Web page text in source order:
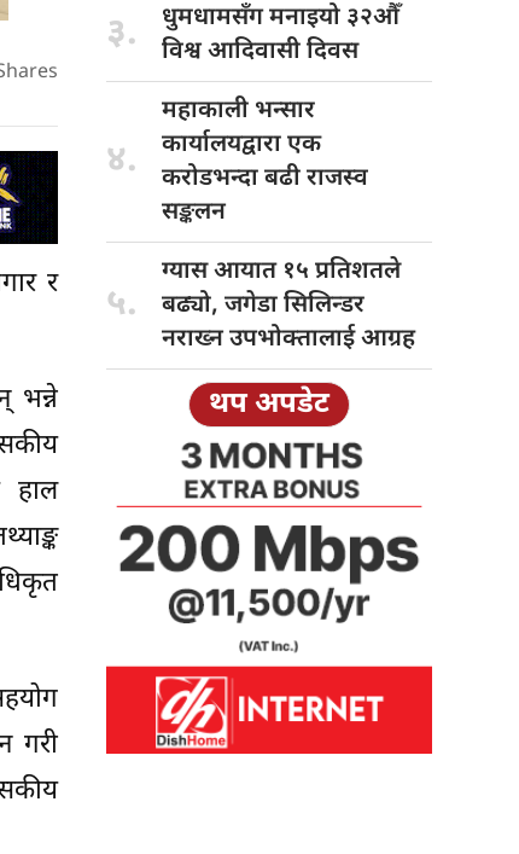
र
भन्ने
हाल
गरी
३. धुमधामसँग मनाइयो ३२औँ
विश्व आदिवासी दिवस
४.
महाकाली भन्सार
कार्यालयद्वारा एक
करोडभन्दा बढी राजस्व
सङ्कलन
५.
ग्यास आयात १५ प्रतिशतले
बढ्यो, जगेडा सिलिन्डर
नराख्न उपभोक्तालाई आग्रह
थप अपडेट